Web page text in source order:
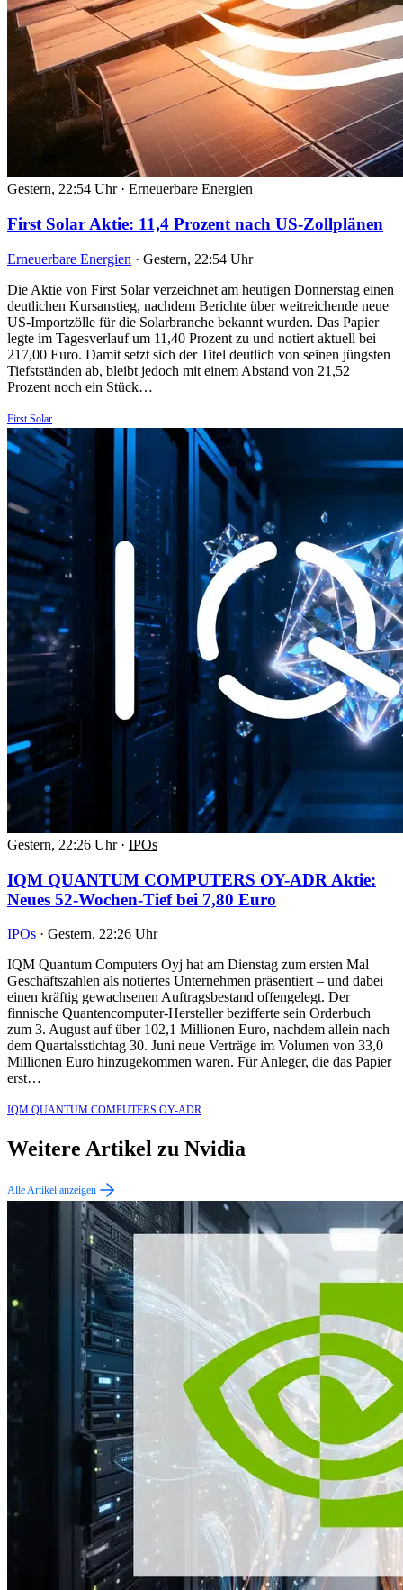
Gestern, 22:54 Uhr · Erneuerbare Energien
First Solar Aktie: 11,4 Prozent nach US-Zollplänen
Erneuerbare Energien · Gestern, 22:54 Uhr
Die Aktie von First Solar verzeichnet am heutigen Donnerstag einen
deutlichen Kursanstieg, nachdem Berichte über weitreichende neue
US-Importzölle für die Solarbranche bekannt wurden. Das Papier
legte im Tagesverlauf um 11,40 Prozent zu und notiert aktuell bei
217,00 Euro. Damit setzt sich der Titel deutlich von seinen jüngsten
Tiefstständen ab, bleibt jedoch mit einem Abstand von 21,52
Prozent noch ein Stück…
First Solar
Gestern, 22:26 Uhr · IPOs
IQM QUANTUM COMPUTERS OY-ADR Aktie:
Neues 52-Wochen-Tief bei 7,80 Euro
IPOs · Gestern, 22:26 Uhr
IQM Quantum Computers Oyj hat am Dienstag zum ersten Mal
Geschäftszahlen als notiertes Unternehmen präsentiert – und dabei
einen kräftig gewachsenen Auftragsbestand offengelegt. Der
finnische Quantencomputer-Hersteller bezifferte sein Orderbuch
zum 3. August auf über 102,1 Millionen Euro, nachdem allein nach
dem Quartalsstichtag 30. Juni neue Verträge im Volumen von 33,0
Millionen Euro hinzugekommen waren. Für Anleger, die das Papier
erst…
IQM QUANTUM COMPUTERS OY-ADR
Weitere Artikel zu Nvidia
Alle Artikel anzeigen